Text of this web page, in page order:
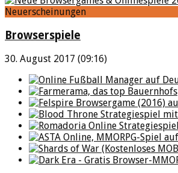
Neuerscheinungen
Browserspiele
30. August 2017 (09:16)